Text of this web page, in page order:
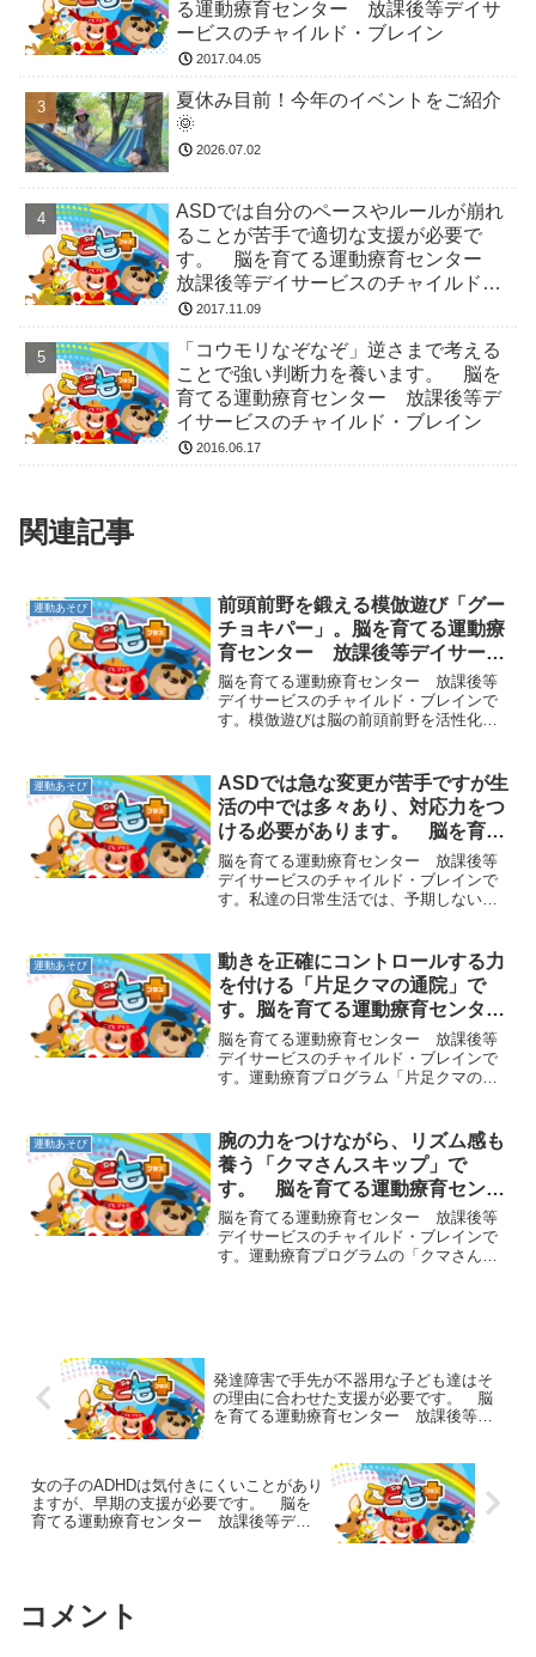
る運動療育センター 放課後等デイサ
ービスのチャイルド・ブレイン
2017.04.05
夏休み目前！今年のイベントをご紹介
🌞
2026.07.02
ASDでは自分のペースやルールが崩れ
ることが苦手で適切な支援が必要で
す。 脳を育てる運動療育センター
放課後等デイサービスのチャイルド・
ブレイン
2017.11.09
「コウモリなぞなぞ」逆さまで考える
ことで強い判断力を養います。 脳を
育てる運動療育センター 放課後等デ
イサービスのチャイルド・ブレイン
2016.06.17
関連記事
運動あそび
前頭前野を鍛える模倣遊び「グー
チョキパー」。脳を育てる運動療
育センター 放課後等デイサービ
スのチャイルド・ブレイン
脳を育てる運動療育センター 放課後等
デイサービスのチャイルド・ブレインで
す。模倣遊びは脳の前頭前野を活性化さ
ろからこまめに取り入れると効果的で
す。今日は「グーチョキパー...
運動あそび
ASDでは急な変更が苦手ですが生
活の中では多々あり、対応力をつ
ける必要があります。 脳を育て
る運動療育センター 放課後等デ
イサービスのチャイルド・ブレイ
ン
脳を育てる運動療育センター 放課後等
デイサービスのチャイルド・ブレインで
す。私達の日常生活では、予期しないこ
も行くお店がリニューアルされていた、
いつもの道が工事で通れな...
運動あそび
動きを正確にコントロールする力
を付ける「片足クマの通院」で
す。脳を育てる運動療育センタ
ー 放課後等デイサービスのチャ
イルド・ブレイン
脳を育てる運動療育センター 放課後等
デイサービスのチャイルド・ブレインで
す。運動療育プログラム「片足クマの通
こ道で行なう遊びです。でこぼこ道はマ
ットの下に丸めたゴザやタ...
運動あそび
腕の力をつけながら、リズム感も
養う「クマさんスキップ」で
す。 脳を育てる運動療育センタ
ー 放課後等デイサービスのチャ
イルド・ブレイン
脳を育てる運動療育センター 放課後等
デイサービスのチャイルド・ブレインで
す。運動療育プログラムの「クマさんス
発達障害で手先が不器用な子ども達はそ
の理由に合わせた支援が必要です。 脳
を育てる運動療育センター 放課後等デ
女の子のADHDは気付きにくいことがあり
ますが、早期の支援が必要です。 脳を
育てる運動療育センター 放課後等デイ
コメント